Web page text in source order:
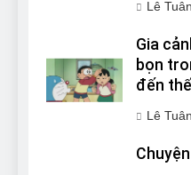
Lê Tuân
Gia
bọn
đến
Lê Tuân